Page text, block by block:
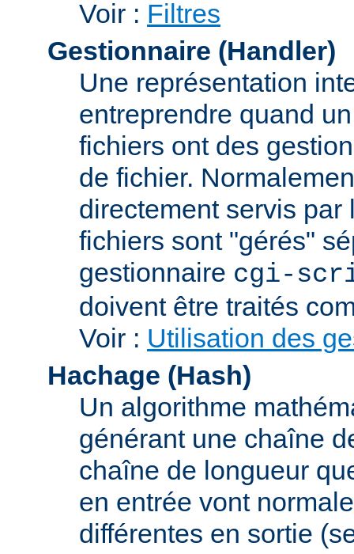
Voir : Filtres
Gestionnaire (Handler)
Une représentation
entreprendre quand
fichiers ont des
de fichier.
directement servis par
fichiers sont "gérés"
gestionnaire cgi-
doivent être traités
Voir : Utilisation des
Hachage (Hash)
Un algorithme
générant une chaîne
chaîne de longueur
en entrée vont
différentes en sortie